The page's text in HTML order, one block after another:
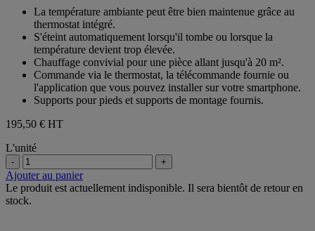
étoiles.
La température ambiante peut être bien maintenue grâce au
thermostat intégré.
S'éteint automatiquement lorsqu'il tombe ou lorsque la
température devient trop élevée.
Chauffage convivial pour une pièce allant jusqu'à 20 m².
Commande via le thermostat, la télécommande fournie ou
l'application que vous pouvez installer sur votre smartphone.
Supports pour pieds et supports de montage fournis.
195,50 € HT
L'unité
- +
Ajouter au panier
Le produit est actuellement indisponible. Il sera bientôt de retour en
stock.